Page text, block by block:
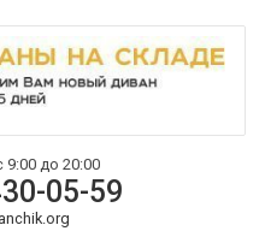
9:00 до 20:00
05-59